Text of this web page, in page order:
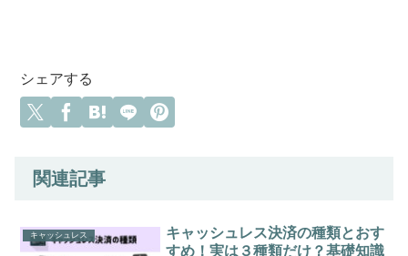
シェアする
関連記事
キャッシュレス
キャッシュレス決済の種類とおす
すめ！実は３種類だけ？基礎知識